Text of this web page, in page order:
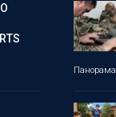
Панорама